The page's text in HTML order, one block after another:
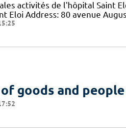
activités de l'hôpital Saint
Eloi Address: 80 avenue
goods and people